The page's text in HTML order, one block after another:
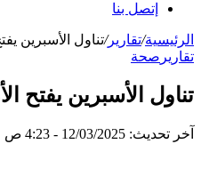
إتصل بنا
الرئيسية/تقارير/تناول الأسبرين
تقارير صحة
تناول الأسبرين
آخر تحديث: 12/03/2025 - 4:23 ص